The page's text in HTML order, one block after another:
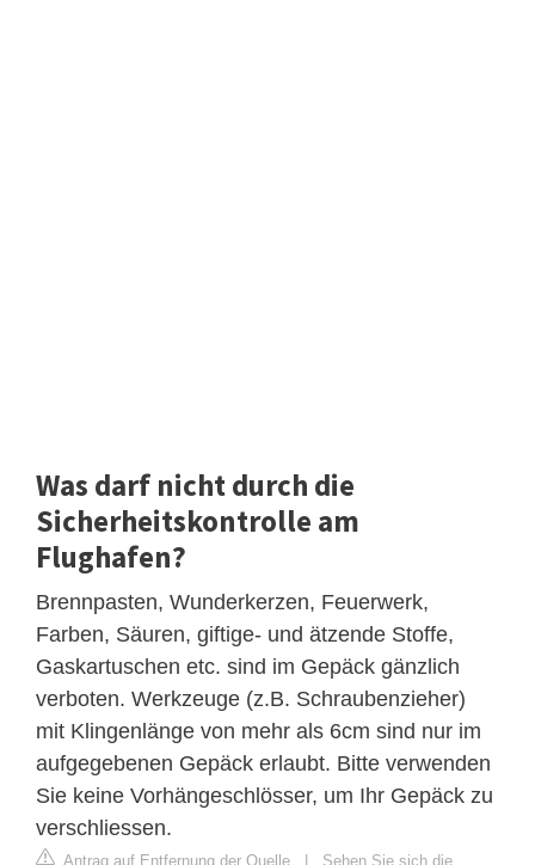
Was darf nicht durch die
Sicherheitskontrolle am
Flughafen?
Brennpasten, Wunderkerzen, Feuerwerk,
Farben, Säuren, giftige- und ätzende Stoffe,
Gaskartuschen etc. sind im Gepäck gänzlich
verboten. Werkzeuge (z.B. Schraubenzieher)
mit Klingenlänge von mehr als 6cm sind nur im
aufgegebenen Gepäck erlaubt. Bitte verwenden
Sie keine Vorhängeschlösser, um Ihr Gepäck zu
verschliessen.
Antrag auf Entfernung der Quelle | Sehen Sie sich die